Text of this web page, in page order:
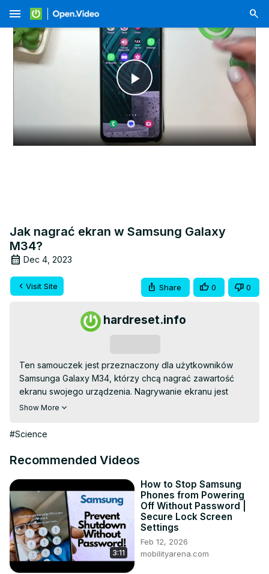
menu
Play
Video
Jak nagrać ekran w Samsung Galaxy
M34?
Dec 4, 2023
Visit Site Share 0 0
hardreset.info
Ten samouczek jest przeznaczony dla użytkowników
Samsunga Galaxy M34, którzy chcą nagrać zawartość
ekranu swojego urządzenia. Nagrywanie ekranu jest
przydatne do tworzenia filmów instruktażowych,
danymi z innymi użytkownikami. Samouczek zawiera kroki
wykorzystując wbudowane funkcje tego urządzenia.
naszych innych poradników oraz treści dostępnych na
https://www.hardreset.info/
Show More
#Science
Recommended Videos
3:11
How to Stop Samsung
Phones from Powering
Off Without Password |
Secure Lock Screen
Settings
Feb 12, 2026
mobilityarena.com